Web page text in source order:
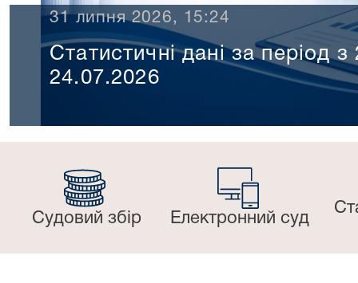
2026, 15:24
Статистичні дані за
24.07.2026
Судовий збір Електронний суд